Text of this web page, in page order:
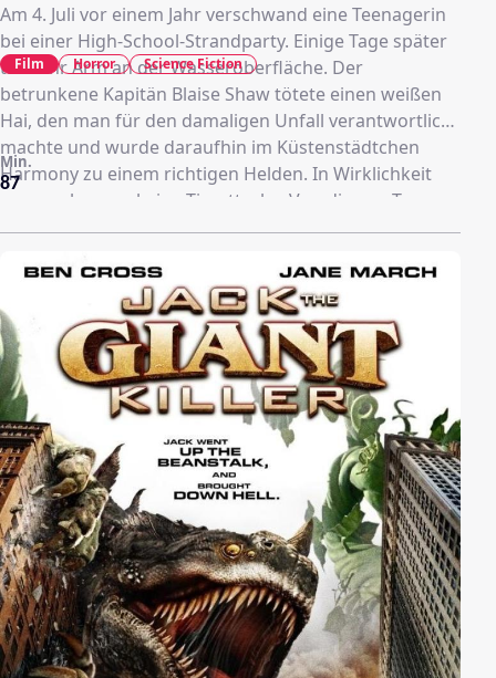
Am 4. Juli vor einem Jahr verschwand eine Teenagerin
bei einer High-School-Strandparty. Einige Tage später
trieb ihr Arm an der Wasseroberfläche. Der
betrunkene Kapitän Blaise Shaw tötete einen weißen
Hai, den man für den damaligen Unfall verantwortlich
machte und wurde daraufhin im Küstenstädtchen
Harmony zu einem richtigen Helden. In Wirklichkeit
war es aber gar keine Tierattacke. Von diesem Tag an
werden immer wieder grausam entstellte Leichnam in
Vorkommnissen ein Ende zu bereiten, wendet sich der
alte Kapitän an die Geisterjägerin Ava um die Wahrheit
über die mysteriösen Vorfälle, die sich neuerdings im
Städtchen zutragen, herauszufinden. Bei ihren
Nachforschungen stoßen sie auf die dunkle Legende
des Ghost Sharks, der sich sowohl im Wasser als auch
zu Lande fortbewegen kann. Aber auch die Geschichte
des Städtchens birgt ein düsteres Geheimnis…
87
Min.
Film Horror Science Fiction